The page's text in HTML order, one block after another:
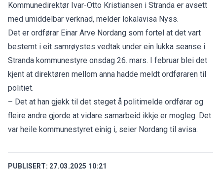
Kommunedirektør Ivar-Otto Kristiansen i Stranda er avsett
med umiddelbar verknad, melder lokalavisa Nyss.
Det er ordførar Einar Arve Nordang som fortel at det vart
bestemt i eit samrøystes vedtak under ein lukka seanse i
Stranda kommunestyre onsdag 26. mars. I februar blei det
kjent at direktøren mellom anna hadde meldt ordføraren til
politiet.
– Det at han gjekk til det steget å politimelde ordførar og
fleire andre gjorde at vidare samarbeid ikkje er mogleg. Det
var heile kommunestyret einig i, seier Nordang til avisa.
PUBLISERT: 27.03.2025 10:21